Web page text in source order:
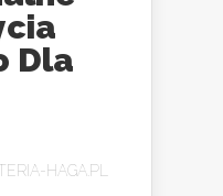
Dla
HAGA.PL